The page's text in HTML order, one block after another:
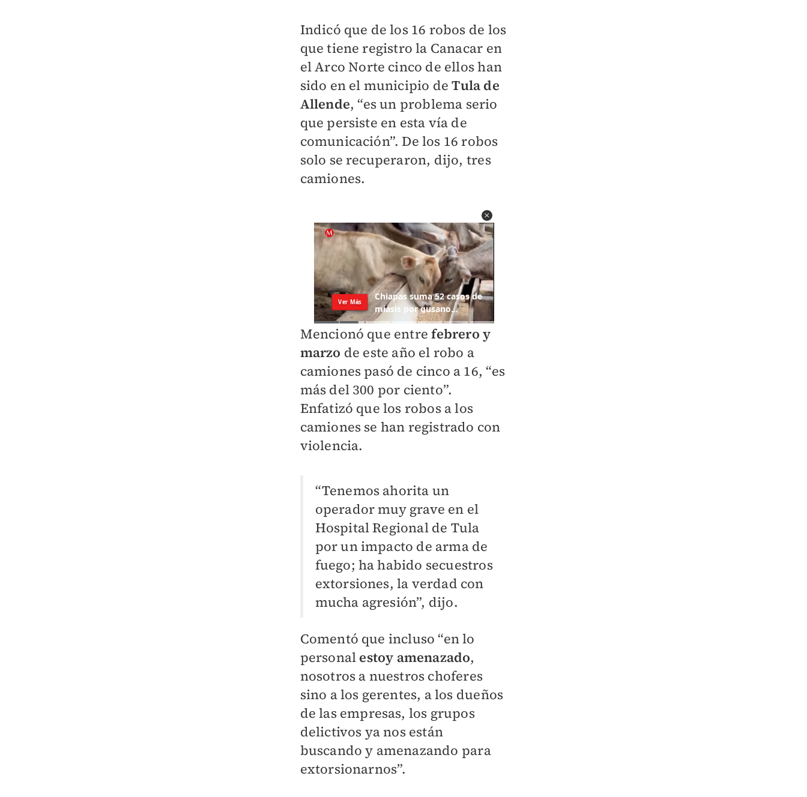
Indicó que de los 16 robos de los
que tiene registro la Canacar en
el Arco Norte cinco de ellos han
sido en el municipio deTula de
Allende, “es un problema serio
que persiste en esta vía de
comunicación”. De los 16 robos
solo se recuperaron, dijo, tres
camiones.
Mencionó que entrefebrero y
marzo de este año el robo a
camiones pasó de cinco a 16, “es
más del 300 por ciento”.
Enfatizó que los robos a los
camiones se han registrado con
violencia.
“Tenemos ahorita un
operador muy grave en el
Hospital Regional de Tula
por un impacto de arma de
fuego; ha habido secuestros
extorsiones, la verdad con
mucha agresión”, dijo.
Comentó que incluso “en lo
personal estoy amenazado,
nosotros a nuestros choferes
sino a los gerentes, a los dueños
de las empresas, los grupos
delictivos ya nos están
buscando y amenazando para
extorsionarnos”.